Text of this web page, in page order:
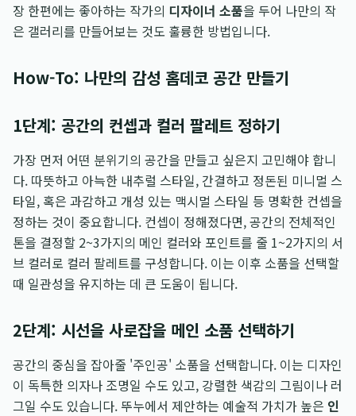
장 한편에는 좋아하는 작가의 디자이너 소품을 두어 나만의 작
은 갤러리를 만들어보는 것도 훌륭한 방법입니다.
How-To: 나만의 감성 홈데코 공간 만들기
1단계: 공간의 컨셉과 컬러 팔레트 정하기
가장 먼저 어떤 분위기의 공간을 만들고 싶은지 고민해야 합니
다. 따뜻하고 아늑한 내추럴 스타일, 간결하고 정돈된 미니멀 스
타일, 혹은 과감하고 개성 있는 맥시멀 스타일 등 명확한 컨셉을
정하는 것이 중요합니다. 컨셉이 정해졌다면, 공간의 전체적인
톤을 결정할 2~3가지의 메인 컬러와 포인트를 줄 1~2가지의 서
브 컬러로 컬러 팔레트를 구성합니다. 이는 이후 소품을 선택할
때 일관성을 유지하는 데 큰 도움이 됩니다.
2단계: 시선을 사로잡을 메인 소품 선택하기
공간의 중심을 잡아줄 '주인공' 소품을 선택합니다. 이는 디자인
이 독특한 의자나 조명일 수도 있고, 강렬한 색감의 그림이나 러
그일 수도 있습니다. 뚜누에서 제안하는 예술적 가치가 높은 인